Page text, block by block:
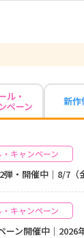
ル・
ペーン 新作
キャンペーン
・開催中｜8/7（
キャンペーン
ーン開催中｜2026